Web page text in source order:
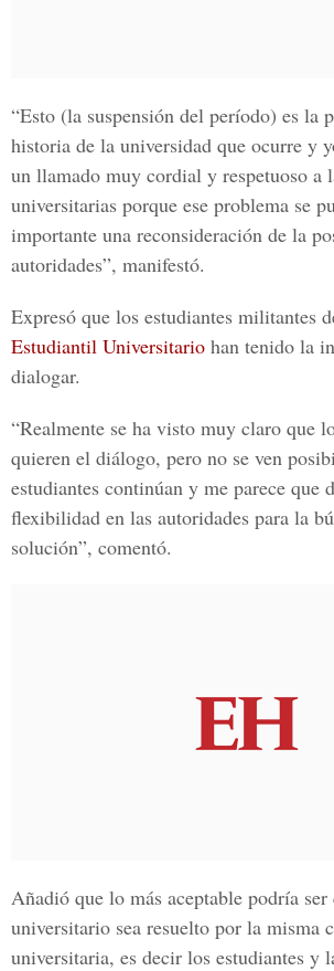
“Esto (la suspensión del período) es la
historia de la universidad que ocurre y
un llamado muy cordial y respetuoso a
universitarias porque ese problema se
importante una reconsideración de la
autoridades”, manifestó.
Expresó que los estudiantes militantes
Estudiantil Universitario han tenido la
dialogar.
“Realmente se ha visto muy claro que
quieren el diálogo, pero no se ven
estudiantes continúan y me parece que
flexibilidad en las autoridades para la
solución”, comentó.
Añadió que lo más aceptable podría
universitario sea resuelto por la misma
universitaria, es decir los estudiantes y